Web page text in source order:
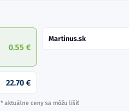
0.55 €
Martinus.sk
22.70 €
* aktuálne ceny sa môžu líšiť